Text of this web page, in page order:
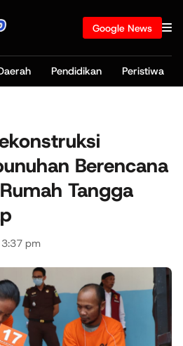
Google News
Pendidikan Peristiwa
Berencana
Tangga
pm